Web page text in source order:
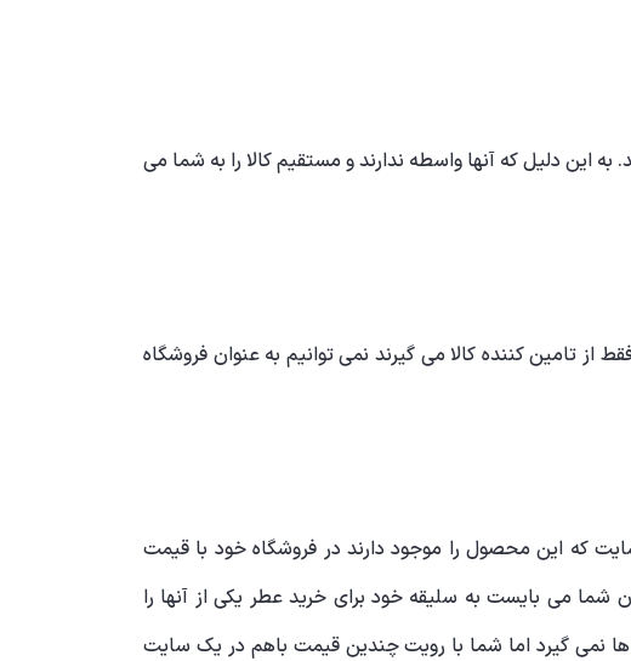
دلیل که آنها واسطه ندارند و مستقیم کالا را به شما می
تامین کننده کالا می گیرند نمی توانیم به عنوان فروشگاه
که این محصول را موجود دارند در فروشگاه خود با قیمت
تومان شما می بایست به سلیقه خود برای خرید عطر یکی از آنها را
ها نمی گیرد اما شما با رویت چندین قیمت باهم در یک سایت